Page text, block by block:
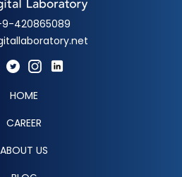
420865089
HOME
CAREER
ABOUT US